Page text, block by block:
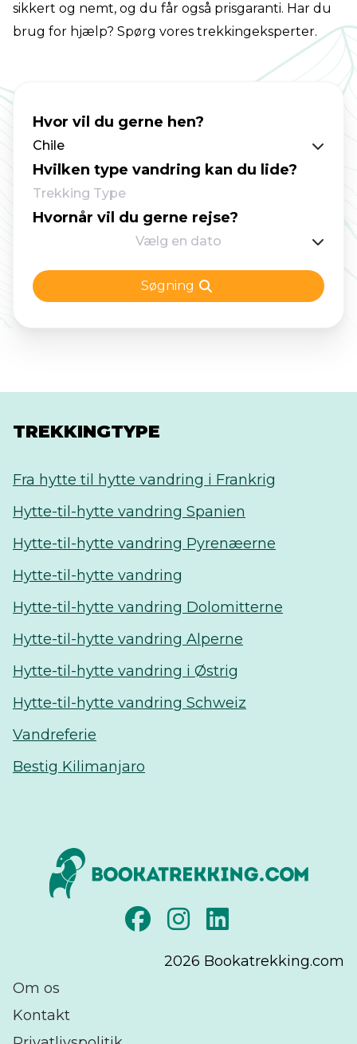
sikkert og nemt, og du får også prisgaranti. Har du
brug for hjælp? Spørg vores trekkingeksperter.
Hvor vil du gerne hen?
Chile
Hvilken type vandring kan du lide?
Trekking Type
Hvornår vil du gerne rejse?
Vælg en dato
Søgning
TREKKINGTYPE
Fra hytte til hytte vandring i Frankrig
Hytte-til-hytte vandring Spanien
Hytte-til-hytte vandring Pyrenæerne
Hytte-til-hytte vandring
Hytte-til-hytte vandring Dolomitterne
Hytte-til-hytte vandring Alperne
Hytte-til-hytte vandring i Østrig
Hytte-til-hytte vandring Schweiz
Vandreferie
Bestig Kilimanjaro
2026 Bookatrekking.com
Om os
Kontakt